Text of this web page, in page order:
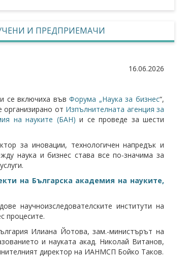
И ПРЕДПРИЕМАЧИ
16.06.2026
се включиха въвФорума „Наука за бизнес“,
от Изпълнителната агенция за
на науките (БАН) и се проведе за шести
за иновации, технологичен напредък и
наука и бизнес става все по-значима за
на Българска академия на науките,
научноизследователските институти на
процесите.
Илиана Йотова, зам.-министърът на
и науката акад. Николай Витанов,
директор на ИАНМСП Бойко Таков.